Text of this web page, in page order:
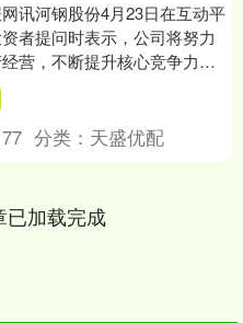
讯河钢股份4月23日在互动平
者提问时表示，公司将努力
营，不断提升核心竞争力，
种挑战，不断推动实现自身
。....
分类： 天盛优配
已加载完成